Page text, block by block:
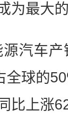
为最大
车产
全球的
比上涨